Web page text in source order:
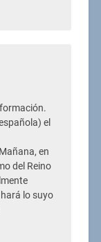
el
en
del Reino
lo suyo